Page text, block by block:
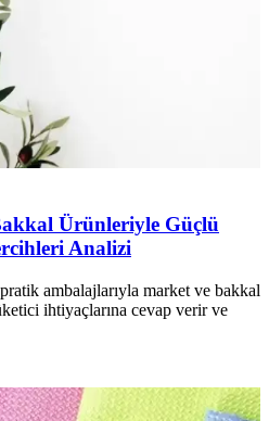
Ürünleriyle Güçlü
Analizi
ambalajlarıyla market ve bakkal
ihtiyaçlarına cevap verir ve